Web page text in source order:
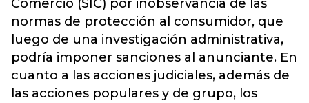
Comercio (SIC) por inobservancia de las
normas de protección al consumidor, que
luego de una investigación administrativa,
podría imponer sanciones al anunciante. En
cuanto a las acciones judiciales, además de
las acciones populares y de grupo, los